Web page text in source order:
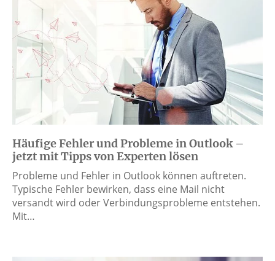
Häufige Fehler und Probleme in Outlook –
jetzt mit Tipps von Experten lösen
Probleme und Fehler in Outlook können auftreten.
Typische Fehler bewirken, dass eine Mail nicht
versandt wird oder Verbindungsprobleme entstehen.
Mit…